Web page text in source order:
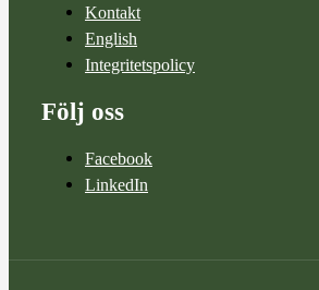
Kontakt
English
Integritetspolicy
Följ oss
Facebook
LinkedIn